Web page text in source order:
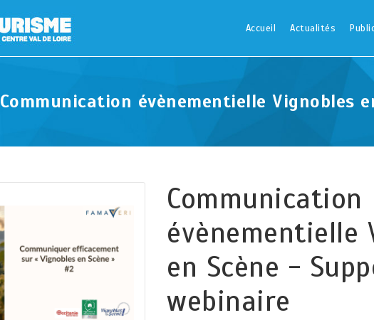
Accueil Actualités
Communication évènementielle Vignobles
Communication
évènementielle
en Scène -
webinaire